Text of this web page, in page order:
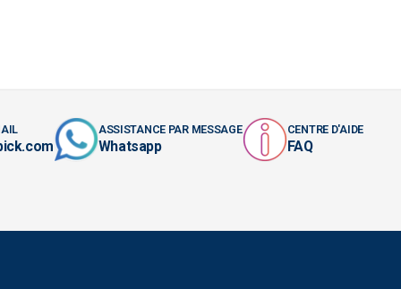
ASSISTANCE PAR MESSAGE
Whatsapp
CENTRE D'AIDE
FAQ